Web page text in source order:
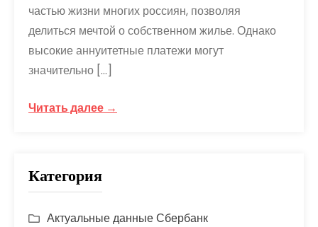
частью жизни многих россиян, позволяя
делиться мечтой о собственном жилье. Однако
высокие аннуитетные платежи могут
значительно […]
Читать далее →
Категория
Актуальные данные Сбербанк